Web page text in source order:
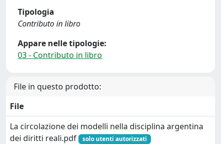
Tipologia
Contributo in libro
Appare nelle tipologie:
03 - Contributo in libro
File in questo prodotto:
File
La circolazione dei modelli nella disciplina argentina
dei diritti reali.pdf
solo utenti autorizzati